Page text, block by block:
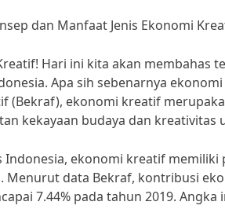
dan Manfaat Jenis Ekonomi
Hari ini kita akan
Apa sih sebenarnya
(Bekraf), ekonomi kreatif
kekayaan budaya dan
Indonesia, ekonomi kreatif
Menurut data Bekraf, kontribusi
7.44% pada tahun 2019.